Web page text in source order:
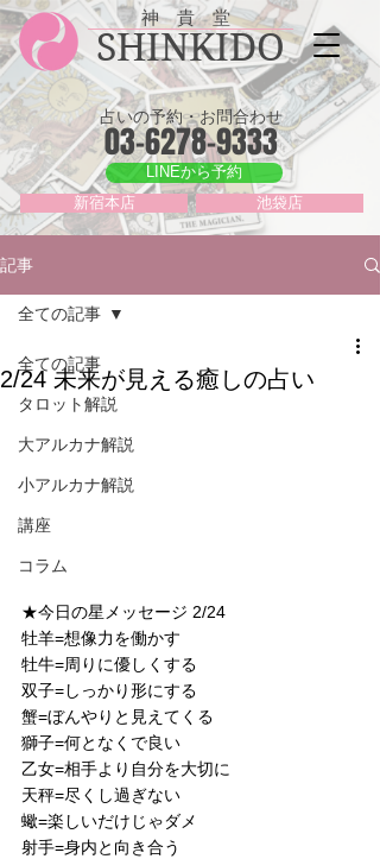
神 貴 堂
SHINKIDO
占いの予約・お問合わせ
03-6278-9333
LINEから予約
新宿本店 池袋店
記事
全ての記事
タロット解説
大アルカナ解説
小アルカナ解説
講座
コラム
全ての記事
2/24 未来が見える癒しの占い
★今日の星メッセージ 2/24
牡羊=想像力を働かす
牡牛=周りに優しくする
双子=しっかり形にする
蟹=ぼんやりと見えてくる
獅子=何となくで良い
乙女=相手より自分を大切に
天秤=尽くし過ぎない
蠍=楽しいだけじゃダメ
射手=身内と向き合う